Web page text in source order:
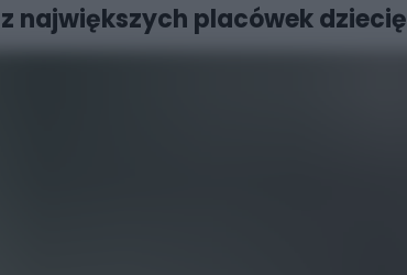
największych placówek